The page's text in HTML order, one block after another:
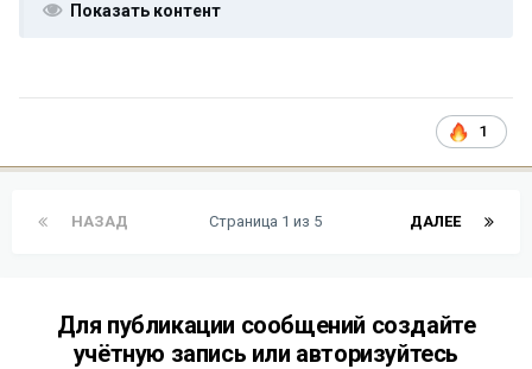
Показать контент
1
НАЗАД ДАЛЕЕ
Страница 1 из 5
Для публикации сообщений создайте
учётную запись или авторизуйтесь